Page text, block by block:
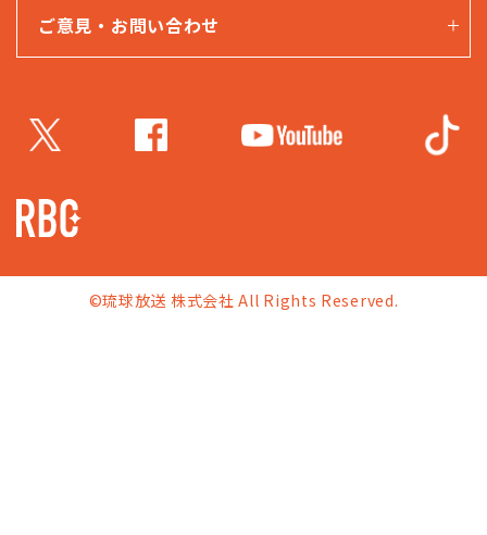
ご意見・お問い合わせ
©琉球放送 株式会社 All Rights Reserved.